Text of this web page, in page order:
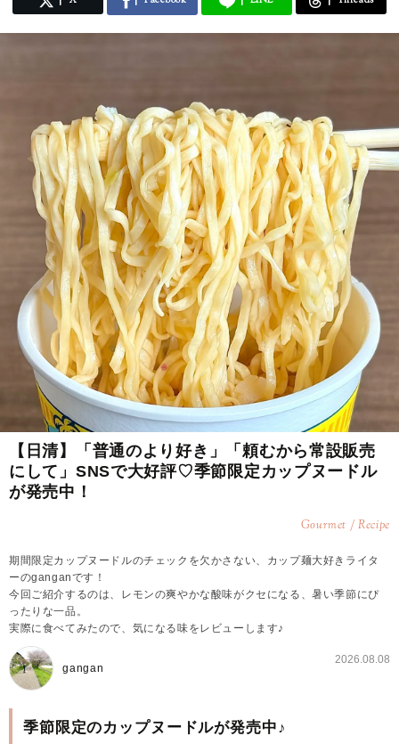
【日清】「普通のより好き」「頼むから常設販売
にして」SNSで大好評♡季節限定カップヌードル
が発売中！
Gourmet / Recipe
期間限定カップヌードルのチェックを欠かさない、カップ麺大好きライタ
ーのganganです！
今回ご紹介するのは、レモンの爽やかな酸味がクセになる、暑い季節にぴ
ったりな一品。
実際に食べてみたので、気になる味をレビューします♪
gangan
2026.08.08
季節限定のカップヌードルが発売中♪